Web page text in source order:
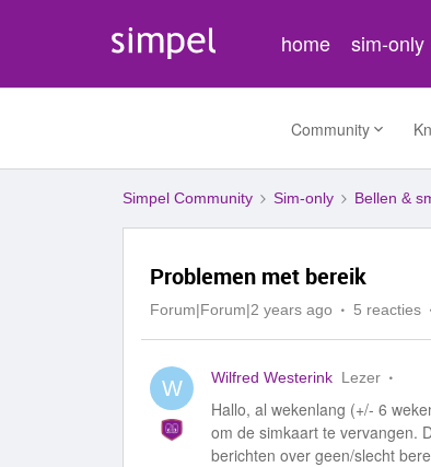
home sim-only
Community
Simpel Community Sim-only Bellen &
Problemen met bereik
Forum|Forum|2 years ago 5 reacties
W Wilfred Westerink Lezer
Hallo, al wekenlang (+/- 6
om de simkaart te vervangen.
berichten over geen/slecht